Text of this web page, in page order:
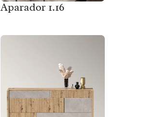
Aparador 1.16